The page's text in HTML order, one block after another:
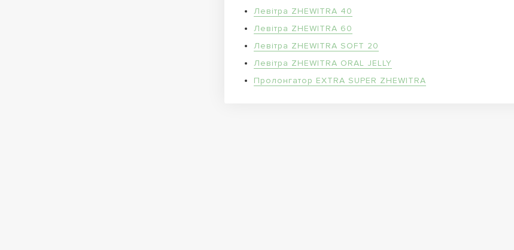
Левітра ZHEWITRA 40
Левітра ZHEWITRA 60
Левітра ZHEWITRA SOFT 20
Левітра ZHEWITRA ORAL JELLY
Пролонгатор EXTRA SUPER ZHEWITRA